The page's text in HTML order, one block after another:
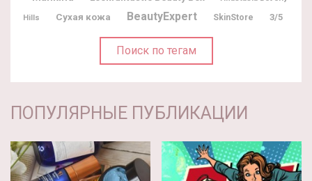
Hills Сухая кожа BeautyExpert SkinStore 3/5
Поиск по тегам
ПОПУЛЯРНЫЕ ПУБЛИКАЦИИ